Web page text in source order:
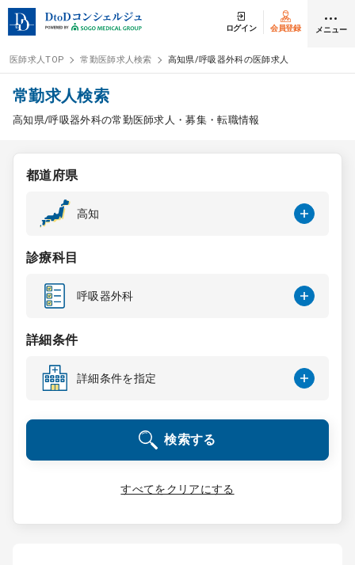
ログイン 会員登録 メニュー
ログイン
医師求人
常勤検索
スポット検索
DtoDの転職・
コンサルタント
成功事例
転職ノウハウ
受付時間 9:00 ～ 18:00（平日）
医師求人TOP 常勤医師求人検索 高知県/呼吸器外科の医師求人
常勤求人検索
高知県/呼吸器外科の常勤医師求人・募集・転職情報
都道府県
高知
診療科目
呼吸器外科
詳細条件
詳細条件を指定
検索する
すべてをクリアにする